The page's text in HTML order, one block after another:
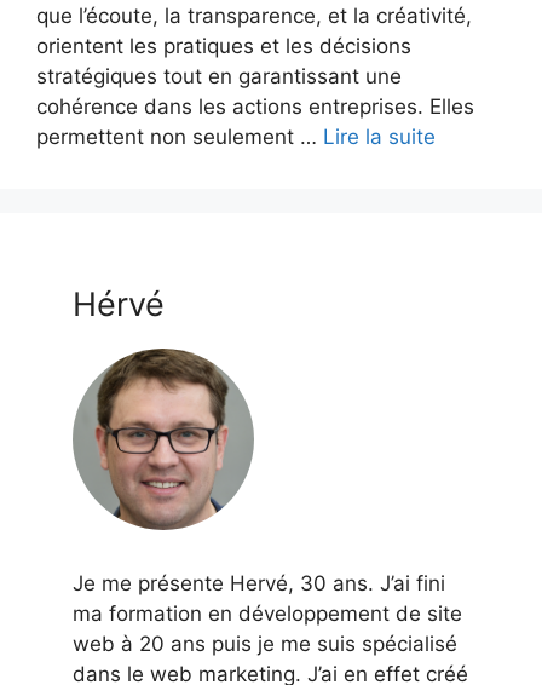
que l’écoute, la transparence, et la créativité,
orientent les pratiques et les décisions
stratégiques tout en garantissant une
cohérence dans les actions entreprises. Elles
permettent non seulement … Lire la suite
Hérvé
Je me présente Hervé, 30 ans. J’ai fini
ma formation en développement de site
web à 20 ans puis je me suis spécialisé
dans le web marketing. J’ai en effet créé